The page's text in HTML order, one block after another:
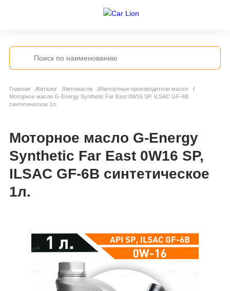
Главная Каталог Автомасла
Импортные производители масел
Моторное масло G-Energy Synthetic Far East 0W16 SP, ILSAC GF-6B
синтетическое 1л.
Моторное масло G-Energy
Synthetic Far East 0W16 SP,
ILSAC GF-6B синтетическое
1л.